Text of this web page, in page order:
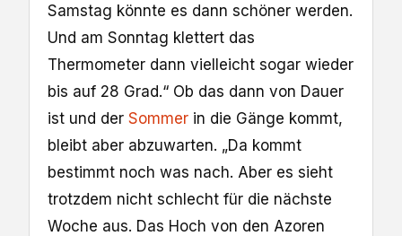
Samstag könnte es dann schöner werden.
Und am Sonntag klettert das
Thermometer dann vielleicht sogar wieder
bis auf 28 Grad.“ Ob das dann von Dauer
ist und der Sommer in die Gänge kommt,
bleibt aber abzuwarten. „Da kommt
bestimmt noch was nach. Aber es sieht
trotzdem nicht schlecht für die nächste
Woche aus. Das Hoch von den Azoren